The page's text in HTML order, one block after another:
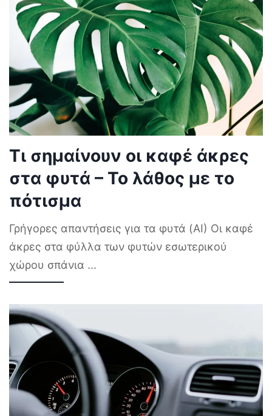
Τι σημαίνουν οι καφέ άκρες
στα φυτά – Το λάθος με το
πότισμα
Γρήγορες απαντήσεις για τα φυτά (AI) Οι καφέ
άκρες στα φύλλα των φυτών εσωτερικού
χώρου σπάνια ...